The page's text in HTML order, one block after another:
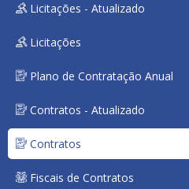
Licitações - Atualizado
Licitações
Plano de Contratação Anual
Contratos - Atualizado
Contratos
Fiscais de Contratos